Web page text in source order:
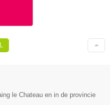
le Chateau en in de provincie